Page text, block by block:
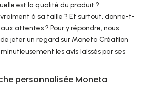
est la qualité du produit ?
à sa taille ? Et surtout, donne-t-
attentes ? Pour y répondre, nous
jeter un regard sur Moneta Création
les avis laissés par ses
personnalisée Moneta